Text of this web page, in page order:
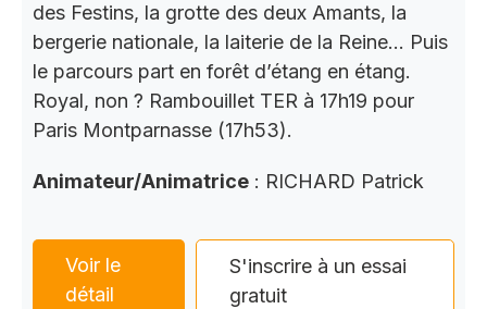
des Festins, la grotte des deux Amants, la
bergerie nationale, la laiterie de la Reine… Puis
le parcours part en forêt d’étang en étang.
Royal, non ? Rambouillet TER à 17h19 pour
Paris Montparnasse (17h53).
Animateur/Animatrice : RICHARD Patrick
Voir le
détail
S'inscrire à un essai
gratuit